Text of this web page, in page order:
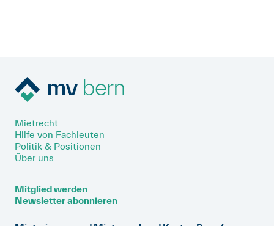
Mietrecht
Hilfe von Fachleuten
Politik & Positionen
Über uns
Mitglied werden
Newsletter abonnieren